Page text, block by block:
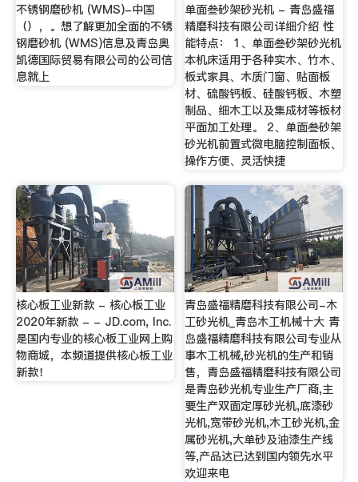
不锈钢磨砂机 (WMS)-中国
（），。想了解更加全面的不锈
钢磨砂机 (WMS)信息及青岛奥
凯德国际贸易有限公司的公司信
息就上
单面叁砂架砂光机 - 青岛盛福
精磨科技有限公司详细介绍 性
能特点： 1、单面叁砂架砂光机
本机床适用于各种实木、竹木、
板式家具、木质门窗、贴面板
材、硫酸钙板、硅酸钙板、木塑
制品、细木工以及集成材等板材
平面加工处理。 2、单面叁砂架
砂光机前置式微电脑控制面板、
操作方便、灵活快捷
核心板工业新款 - 核心板工业
2020年新款 - - JD.com, Inc.
是国内专业的核心板工业网上购
物商城，本频道提供核心板工业
新款！
青岛盛福精磨科技有限公司-木
工砂光机_青岛木工机械十大 青
岛盛福精磨科技有限公司专业从
事木工机械,砂光机的生产和销
售，青岛盛福精磨科技有限公司
是青岛砂光机专业生产厂商,主
要生产双面定厚砂光机,底漆砂
光机,宽带砂光机,木工砂光机,金
属砂光机,大单砂及油漆生产线
等,产品达已达到国内领先水平
欢迎来电